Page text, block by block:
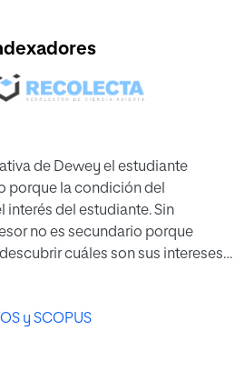
de Dewey el estudiante
porque la condición del
interés del estudiante. Sin
no es secundario porque
cuáles son sus intereses y
hegeliana se observa en
superar los dualismos
y moral. El fin de la sociedad
y SCOPUS